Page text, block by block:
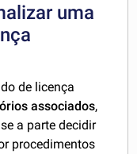
uma
de licença
associados,
a parte decidir
procedimentos